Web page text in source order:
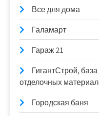
Все для дома
Галамарт
Гараж 21
ГигантСтрой,
отделочных
Городская баня